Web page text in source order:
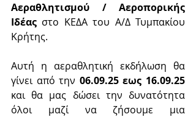
Αεραθλητισμού / Αεροπορικής
Ιδέας στο ΚΕΔΑ του Α/Δ Τυμπακίου
Κρήτης.
Αυτή η αεραθλητική εκδήλωση θα
γίνει από την 06.09.25 εως 16.09.25
και θα μας δώσει την δυνατότητα
όλοι μαζί να ζήσουμε μια